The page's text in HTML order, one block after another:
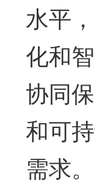
水平
化和
协同
和可
需求。